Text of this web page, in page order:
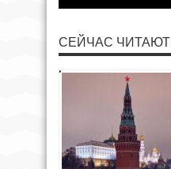
СЕЙЧАС ЧИТАЮТ